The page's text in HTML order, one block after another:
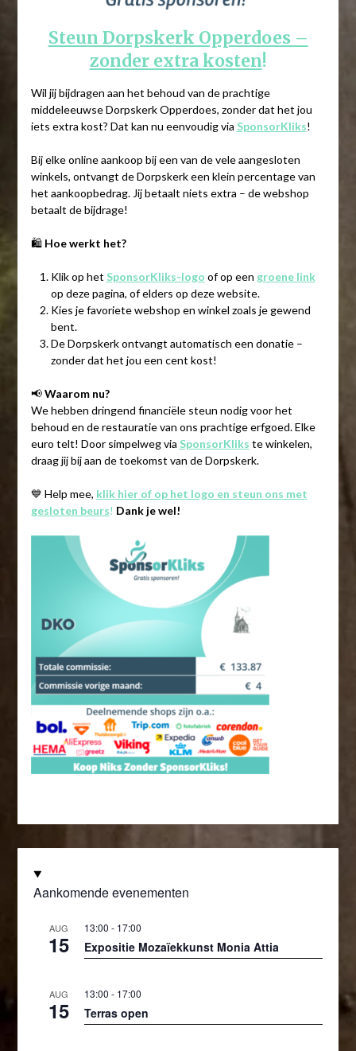
Steun Dorpskerk Opperdoes –
zonder extra kosten!
Wil jij bijdragen aan het behoud van de prachtige
middeleeuwse Dorpskerk Opperdoes, zonder dat het jou
iets extra kost? Dat kan nu eenvoudig via SponsorKliks!
Bij elke online aankoop bij een van de vele aangesloten
winkels, ontvangt de Dorpskerk een klein percentage van
het aankoopbedrag. Jij betaalt niets extra – de webshop
betaalt de bijdrage!
🛍️ Hoe werkt het?
Klik op het SponsorKliks-logo of op een groene link
op deze pagina, of elders op deze website.
Kies je favoriete webshop en winkel zoals je gewend
bent.
De Dorpskerk ontvangt automatisch een donatie –
zonder dat het jou een cent kost!
📢Waarom nu?
We hebben dringend financiële steun nodig voor het
behoud en de restauratie van ons prachtige erfgoed. Elke
euro telt! Door simpelweg via SponsorKliks te winkelen,
draag jij bij aan de toekomst van de Dorpskerk.
💙 Help mee, klik hier of op het logo en steun ons met
gesloten beurs! Dank je wel!
Aankomende evenementen
AUG
15
13:00 - 17:00
Expositie Mozaïekkunst Monia Attia
AUG
15
13:00 - 17:00
Terras open